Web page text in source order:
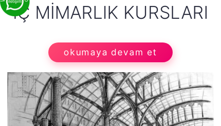
İÇ MIMARLIK KURSLARI
okumaya devam et